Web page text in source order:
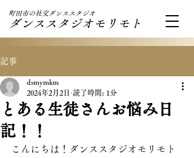
町田市の社交ダンススタジオ
ダンススタジオモリモト
記事
とある生徒さんお悩み日
記！！
dsmymkm
2024年2月2日 読了時間: 1分
こんにちは！ダンススタジオモリモト